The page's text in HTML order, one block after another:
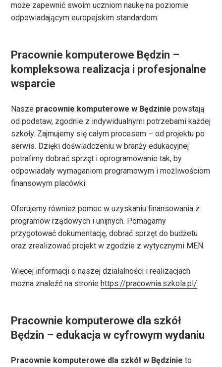
może zapewnić swoim uczniom naukę na poziomie
odpowiadającym europejskim standardom.
Pracownie komputerowe Będzin –
kompleksowa realizacja i profesjonalne
wsparcie
Nasze pracownie komputerowe w Będzinie powstają
od podstaw, zgodnie z indywidualnymi potrzebami każdej
szkoły. Zajmujemy się całym procesem – od projektu po
serwis. Dzięki doświadczeniu w branży edukacyjnej
potrafimy dobrać sprzęt i oprogramowanie tak, by
odpowiadały wymaganiom programowym i możliwościom
finansowym placówki.
Oferujemy również pomoc w uzyskaniu finansowania z
programów rządowych i unijnych. Pomagamy
przygotować dokumentację, dobrać sprzęt do budżetu
oraz zrealizować projekt w zgodzie z wytycznymi MEN.
Więcej informacji o naszej działalności i realizacjach
można znaleźć na stroniehttps://pracownia.szkola.pl/.
Pracownie komputerowe dla szkół
Będzin – edukacja w cyfrowym wydaniu
Pracownie komputerowe dla szkół w Będzinie to